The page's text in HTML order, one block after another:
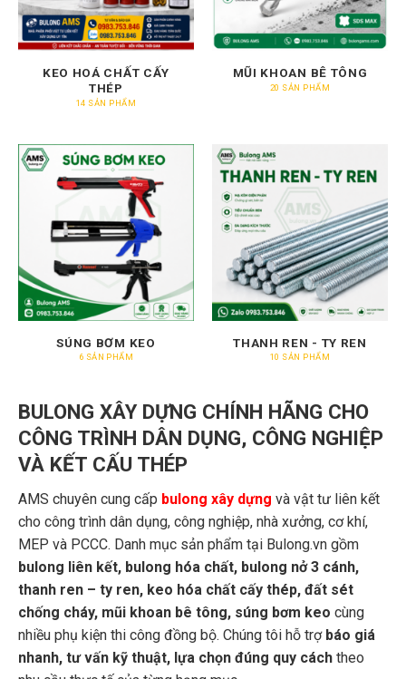
THÉP
14 SẢN PHẨM
20 SẢN PHẨM
6 SẢN PHẨM 10 SẢN PHẨM
BULONG XÂY DỰNG CHÍNH HÃNG CHO
CÔNG TRÌNH DÂN DỤNG, CÔNG NGHIỆP
VÀ KẾT CẤU THÉP
cho công trình dân dụng, công nghiệp, nhà xưởng, cơ khí,
MEP và PCCC. Danh mục sản phẩm tại Bulong.vn gồm
bulong liên kết, bulong hóa chất, bulong nở 3 cánh,
thanh ren – ty ren, keo hóa chất cấy thép, đất sét
chống cháy, mũi khoan bê tông, súng bơm keo cùng
nhiều phụ kiện thi công đồng bộ. Chúng tôi hỗ trợbáo giá
nhanh, tư vấn kỹ thuật, lựa chọn đúng quy cáchtheo
nhu cầu thực tế của từng hạng mục.